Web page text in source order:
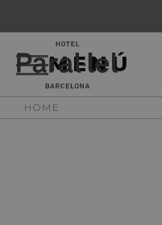
MENÚ
HOME